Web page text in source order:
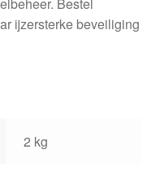
ijzersterke beveiliging
2 kg